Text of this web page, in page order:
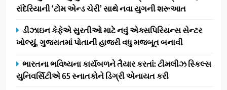
સિનેમામાં એક્શન અને રોમાંચનો
અંદાજ
ENTERTAINMENT
ઝી સ્ટુડિયોઝનું ગુજરાતી સિનેમામાં
ગ્રાન્ડ એન્ટ્રી: સિદ્ધાર્થ રાંદેરિયાની
રાંદેરિયાની ‘ટોમ એન્ડ ચેરી’ સાથે નવા યુગની શરૂઆત
ડીઝાઇન કેફેએ સુરતીઓ માટે નવું એક્સપિરિયન્સ સેન્ટર
ખોલ્યું, ગુજરાતમાં પોતાની હાજરી વધુ મજબૂત બનાવી
ભારતના ભવિષ્યના કાર્યબળને તૈયાર કરતાં: ટીમલીઝ સ્કિલ્સ
યુનિવર્સિટીએ 65 સ્નાતકોને ડિગ્રી એનાયત કરી